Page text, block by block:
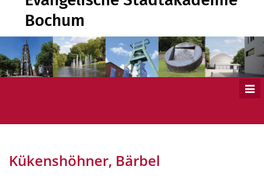
Bochum
Kükenshöhner, Bärbel